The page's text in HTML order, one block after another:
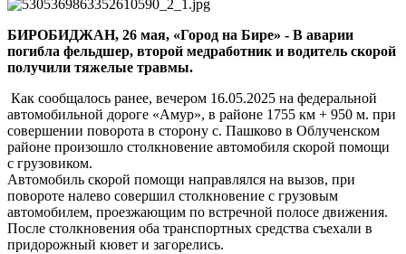
дела
факту
ДТП
с
автомобилем
скорой
помощи
БИРОБИДЖАН, 26 мая, «Город на Бире» - В аварии
погибла фельдшер, второй медработник и водитель скорой
получили тяжелые травмы.
Как сообщалось ранее, вечером 16.05.2025 на федеральной
автомобильной дороге «Амур», в районе 1755 км + 950 м. при
совершении поворота в сторону с. Пашково в Облученском
районе произошло столкновение автомобиля скорой помощи
с грузовиком.
Автомобиль скорой помощи направлялся на вызов, при
повороте налево совершил столкновение с грузовым
автомобилем, проезжающим по встречной полосе движения.
После столкновения оба транспортных средства съехали в
придорожный кювет и загорелись.